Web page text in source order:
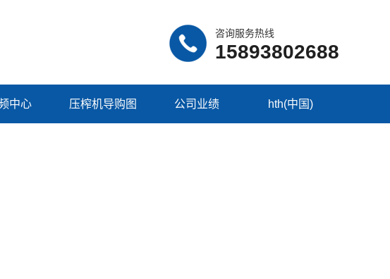
咨询服务热线
15893802688
中心 压榨机导购图 公司业绩 hth(中国)